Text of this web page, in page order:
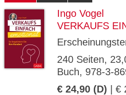
Ingo Vogel
VERKAUFS
240 Seiten,
Buch, 978-3-
€ 24,90 (D) | €